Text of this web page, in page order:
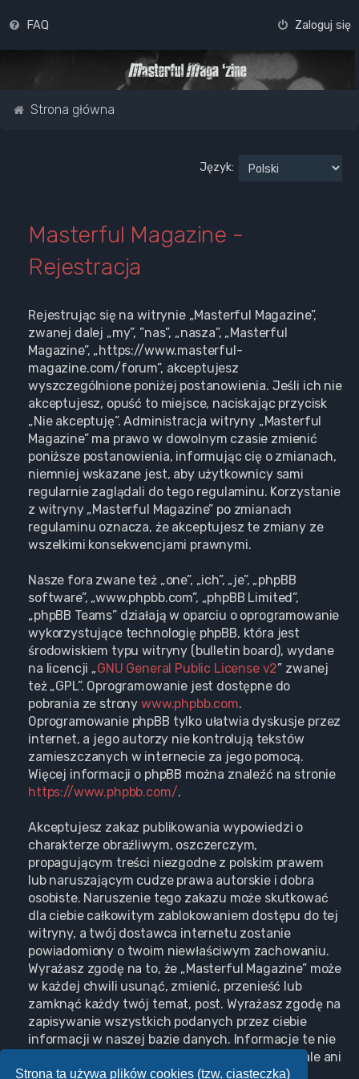
Strona ta używa plików cookies (tzw. ciasteczka)
FAQ Zaloguj się
Strona główna
Język:
Masterful Magazine -
Rejestracja
Rejestrując się na witrynie „Masterful Magazine”,
zwanej dalej „my”, ”nas”, „nasza”, „Masterful
Magazine”, „https://www.masterful-
magazine.com/forum”, akceptujesz
wyszczególnione poniżej postanowienia. Jeśli ich nie
akceptujesz, opuść to miejsce, naciskając przycisk
„Nie akceptuję”. Administracja witryny „Masterful
Magazine” ma prawo w dowolnym czasie zmienić
poniższe postanowienia, informując cię o zmianach,
niemniej wskazane jest, aby użytkownicy sami
regularnie zaglądali do tego regulaminu. Korzystanie
z witryny „Masterful Magazine” po zmianach
regulaminu oznacza, że akceptujesz te zmiany ze
wszelkimi konsekwencjami prawnymi.
Nasze fora zwane też „one”, „ich”, „je”, „phpBB
software”, „www.phpbb.com”, „phpBB Limited”,
„phpBB Teams” działają w oparciu o oprogramowanie
wykorzystujące technologię phpBB, która jest
środowiskiem typu witryny (bulletin board), wydane
na licencji „GNU General Public License v2” zwanej
też „GPL”. Oprogramowanie jest dostępne do
pobrania ze strony www.phpbb.com.
Oprogramowanie phpBB tylko ułatwia dyskusje przez
internet, a jego autorzy nie kontrolują tekstów
zamieszczanych w internecie za jego pomocą.
Więcej informacji o phpBB można znaleźć na stronie
https://www.phpbb.com/.
Akceptujesz zakaz publikowania wypowiedzi o
charakterze obraźliwym, oszczerczym,
propagującym treści niezgodne z polskim prawem
lub naruszającym cudze prawa autorskie i dobra
osobiste. Naruszenie tego zakazu może skutkować
dla ciebie całkowitym zablokowaniem dostępu do tej
witryny, a twój dostawca internetu zostanie
powiadomiony o twoim niewłaściwym zachowaniu.
Wyrażasz zgodę na to, że „Masterful Magazine” może
w każdej chwili usunąć, zmienić, przenieść lub
zamknąć każdy twój temat, post. Wyrażasz zgodę na
zapisywanie wszystkich podanych przez ciebie
informacji w naszej bazie danych. Informacje te nie
będą przekazywane nikomu bez twojej zgody, ale ani
„Masterful Magazine”, ani phpBB nie ponosi